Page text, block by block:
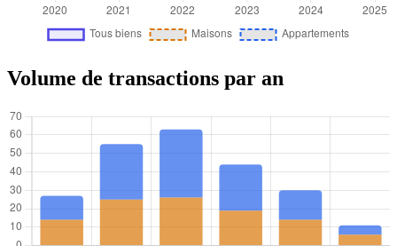
Volume de transactions par an